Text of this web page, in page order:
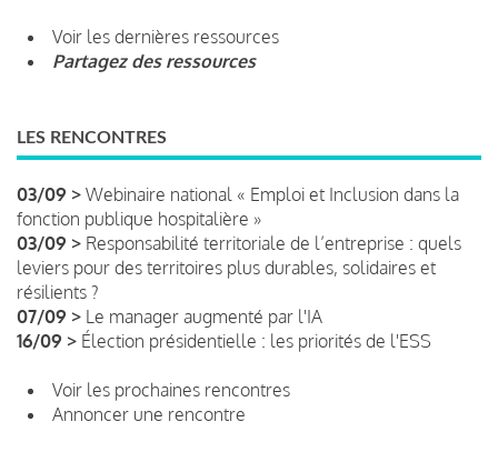
Voir les dernières ressources
Partagez des ressources
LES RENCONTRES
03/09 > Webinaire national « Emploi et Inclusion dans la
fonction publique hospitalière »
03/09 > Responsabilité territoriale de l’entreprise : quels
leviers pour des territoires plus durables, solidaires et
résilients ?
07/09 > Le manager augmenté par l'IA
16/09 > Élection présidentielle : les priorités de l'ESS
Voir les prochaines rencontres
Annoncer une rencontre